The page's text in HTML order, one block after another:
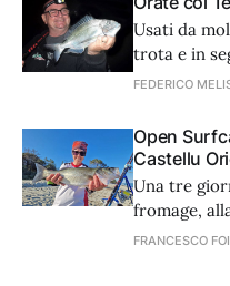
Usati da
trota e in
con
nella caccia
FEDERICO
Open
Castellu
Una tre
fromage,
di
FRANCESCO